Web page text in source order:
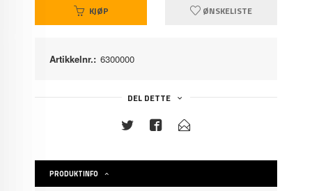
KJØP ØNSKELISTE
Artikkelnr.: 6300000
DEL DETTE
PRODUKTINFO